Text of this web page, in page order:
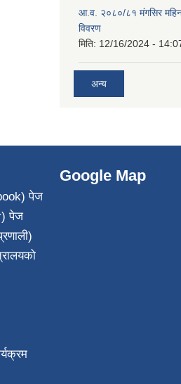
आ.व. २०८०/८१ मंगसिर
विवरण
मिति: 12/16/2024 -
अन्य
पेज
पेज
Google Map